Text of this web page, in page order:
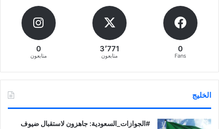
0
Fans
3٬771
متابعون
0
متابعون
الخليج
‏‎#الجوازات_السعودية: جاهزون لاستقبال ضيوف